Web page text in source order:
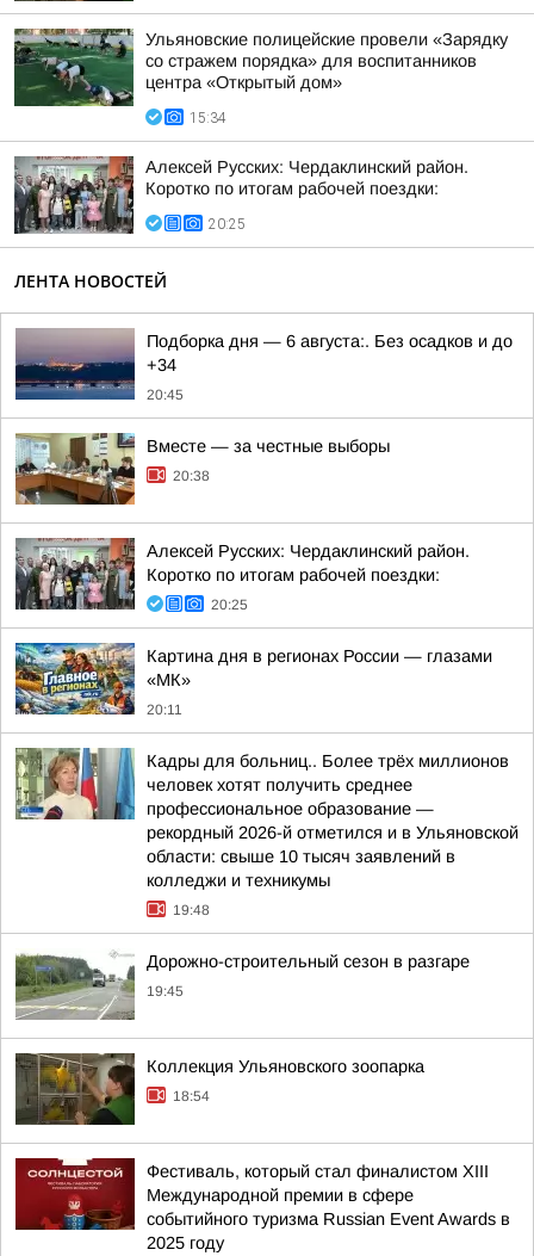
Ульяновские полицейские провели «Зарядку
со стражем порядка» для воспитанников
центра «Открытый дом»
15:34
Алексей Русских: Чердаклинский район.
Коротко по итогам рабочей поездки:
20:25
ЛЕНТА НОВОСТЕЙ
Подборка дня — 6 августа:. Без осадков и до
+34
20:45
Вместе — за честные выборы
20:38
Алексей Русских: Чердаклинский район.
Коротко по итогам рабочей поездки:
20:25
Картина дня в регионах России — глазами
«МК»
20:11
Кадры для больниц.. Более трёх миллионов
человек хотят получить среднее
профессиональное образование —
рекордный 2026-й отметился и в Ульяновской
области: свыше 10 тысяч заявлений в
колледжи и техникумы
19:48
Дорожно-строительный сезон в разгаре
19:45
Коллекция Ульяновского зоопарка
18:54
Фестиваль, который стал финалистом ХIII
Международной премии в сфере
событийного туризма Russian Event Awards в
2025 году